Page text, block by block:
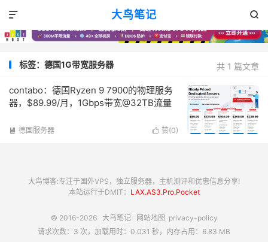
大鸟笔记 

共 1 篇文章
标签：德国1G带宽服务器
contabo：德国Ryzen 9 7900的物理服务
器，$89.99/月，1Gbps带宽@32TB流量
 赞(0)
 德国服务器
大鸟博客:专注于国外VPS，独立服务器，主机测评和优惠信息分享!
本站运行于DMIT： LAX.AS3.Pro.Pocket
© 2016-2026 大鸟笔记 网站地图 privacy-policy
请求次数：3 次，加载用时：0.031 秒，内存占用：6.83 MB